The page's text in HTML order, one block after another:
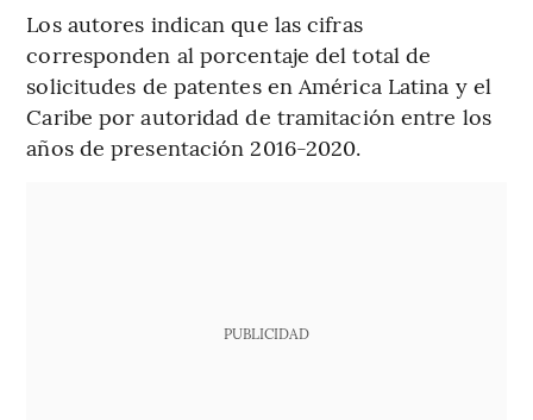
Los autores indican que las cifras
corresponden al porcentaje del total de
solicitudes de patentes en América Latina y el
Caribe por autoridad de tramitación entre los
años de presentación 2016-2020.
PUBLICIDAD